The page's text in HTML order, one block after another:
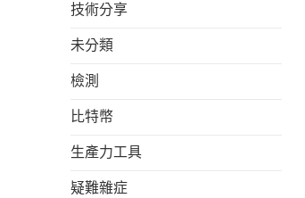
技術分享
未分類
檢測
比特幣
生產力工具
疑難雜症